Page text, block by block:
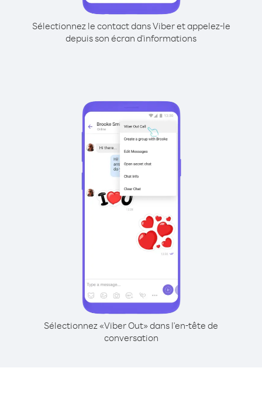
Sélectionnez le contact dans Viber et appelez-le
depuis son écran d'informations
Sélectionnez «Viber Out» dans l'en-tête de
conversation